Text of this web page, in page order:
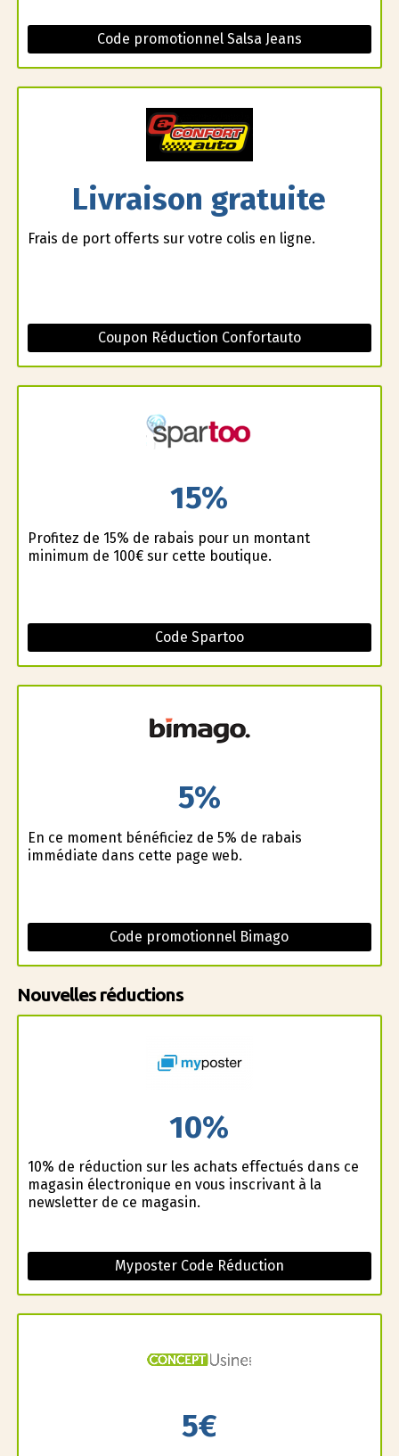
Code promotionnel Salsa Jeans
Livraison gratuite
Frais de port offerts sur votre colis en ligne.
Coupon Réduction Confortauto
15%
Profitez de 15% de rabais pour un montant
minimum de 100€ sur cette boutique.
Code Spartoo
5%
En ce moment bénéficiez de 5% de rabais
immédiate dans cette page web.
Code promotionnel Bimago
Nouvelles réductions
10%
10% de réduction sur les achats effectués dans ce
magasin électronique en vous inscrivant à la
newsletter de ce magasin.
Myposter Code Réduction
5€